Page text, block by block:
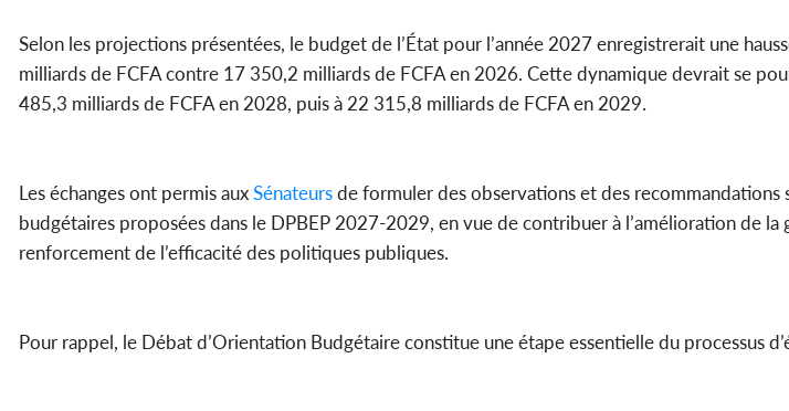
Selon les projections présentées, le budget de l’État pour l’année 2027 enregistrerait une
milliards de FCFA contre 17 350,2 milliards de FCFA en 2026. Cette dynamique devrait se
485,3 milliards de FCFA en 2028, puis à 22 315,8 milliards de FCFA en 2029.
Les échanges ont permis auxSénateursde formuler des observations et des recommandations
budgétaires proposées dans le DPBEP 2027-2029, en vue de contribuer à l’amélioration de la
renforcement de l’efficacité des politiques publiques.
Pour rappel, le Débat d’Orientation Budgétaire constitue une étape essentielle du processus